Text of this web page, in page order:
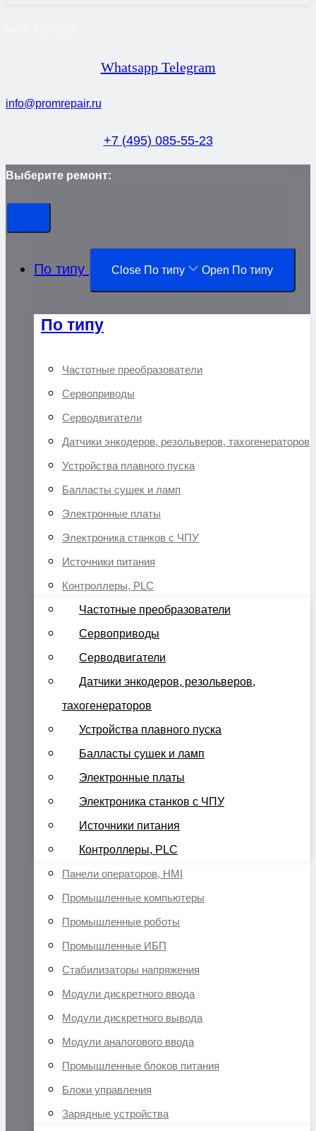
Whatsapp Telegram
info@promrepair.ru
+7 (495) 085-55-23
Выберите ремонт:
По типу Close По типу Open По типу
По типу
Частотные преобразователи
Сервоприводы
Серводвигатели
Датчики энкодеров, резольверов, тахогенераторов
Устройства плавного пуска
Балласты сушек и ламп
Электронные платы
Электроника станков с ЧПУ
Источники питания
Контроллеры, PLC
Частотные преобразователи
Сервоприводы
Серводвигатели
Датчики энкодеров, резольверов,
тахогенераторов
Устройства плавного пуска
Балласты сушек и ламп
Электронные платы
Электроника станков с ЧПУ
Источники питания
Контроллеры, PLC
Панели операторов, HMI
Промышленные компьютеры
Промышленные роботы
Промышленные ИБП
Стабилизаторы напряжения
Модули дискретного ввода
Модули дискретного вывода
Модули аналогового ввода
Промышленные блоков питания
Блоки управления
Зарядные устройства